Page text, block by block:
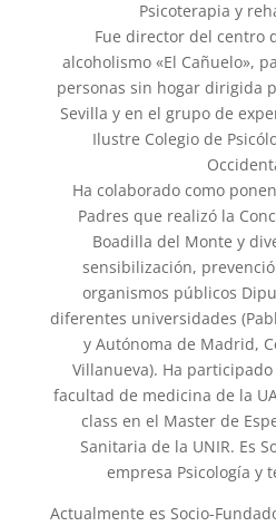
Psicoterapia y
Fue director del centro
alcoholismo «El Cañuelo»,
personas sin hogar dirigida
Sevilla y en el grupo de
Ilustre Colegio de
Ha colaborado como
Padres que realizó la
Boadilla del Monte y
sensibilización,
organismos públicos
diferentes universidades
y Autónoma de Madrid,
Villanueva). Ha
facultad de medicina de la
class en el Master de
Sanitaria de la UNIR. Es
empresa Psicología y
Actualmente es Socio-